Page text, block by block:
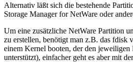
Alternativ läßt sich die bestehende
Storage Manager for NetWare oder
Um eine zusätzliche NetWare Partition
zu erstellen, benötigt man z.B. das
einem Kernel booten, der den jeweiligen
unterstützt), einfacher geht es aber mit